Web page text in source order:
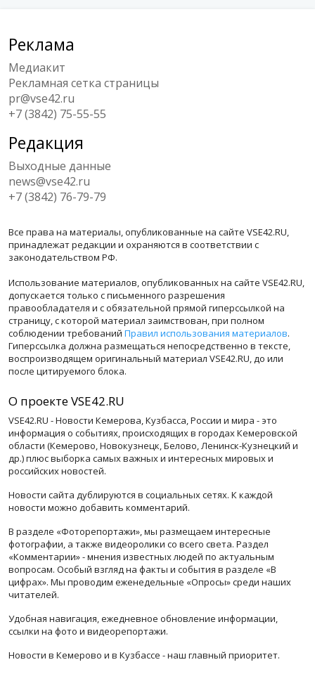
Реклама
Медиакит
Рекламная сетка страницы
pr@vse42.ru
+7 (3842) 75-55-55
Редакция
Выходные данные
news@vse42.ru
+7 (3842) 76-79-79
Все права на материалы, опубликованные на сайте VSE42.RU,
принадлежат редакции и охраняются в соответствии с
законодательством РФ.
Использование материалов, опубликованных на сайте VSE42.RU,
допускается только с письменного разрешения
правообладателя и с обязательной прямой гиперссылкой на
страницу, с которой материал заимствован, при полном
соблюдении требований Правил использования материалов.
Гиперссылка должна размещаться непосредственно в тексте,
воспроизводящем оригинальный материал VSE42.RU, до или
после цитируемого блока.
О проекте VSE42.RU
VSE42.RU - Новости Кемерова, Кузбасса, России и мира - это
информация о событиях, происходящих в городах Кемеровской
области (Кемерово, Новокузнецк, Белово, Ленинск-Кузнецкий и
др.) плюс выборка самых важных и интересных мировых и
российских новостей.
Новости сайта дублируются в социальных сетях. К каждой
новости можно добавить комментарий.
В разделе «Фоторепортажи», мы размещаем интересные
фотографии, а также видеоролики со всего света. Раздел
«Комментарии» - мнения известных людей по актуальным
вопросам. Особый взгляд на факты и события в разделе «В
цифрах». Мы проводим еженедельные «Опросы» среди наших
читателей.
Удобная навигация, ежедневное обновление информации,
ссылки на фото и видеорепортажи.
Новости в Кемерово и в Кузбассе - наш главный приоритет.